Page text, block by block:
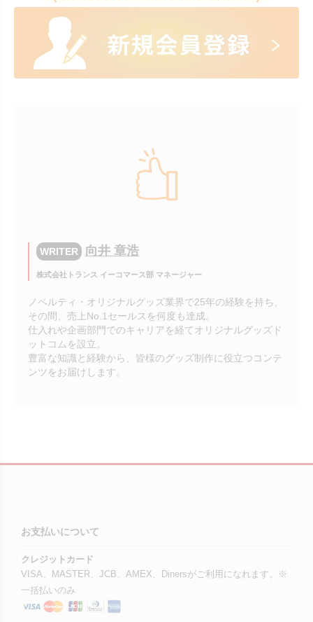
WRITER 向井 章浩
株式会社トランス イーコマース部 マネージャー
ノベルティ・オリジナルグッズ業界で25年の経験を持ち、
その間、売上No.1セールスを何度も達成。
仕入れや企画部門でのキャリアを経てオリジナルグッズド
ットコムを設立。
豊富な知識と経験から、皆様のグッズ制作に役立つコンテ
ンツをお届けします。
お支払いについて
クレジットカード
VISA、MASTER、JCB、AMEX、Dinersがご利用になれます。※
一括払いのみ